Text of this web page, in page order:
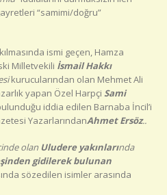
“samimi/doğru”
ismi geçen, Hamza
Milletvekili İsmail Hakkı
kurucularından olan Mehmet Ali
yapan Özel Harpçi Sami
iddia edilen Barnaba İncil’i
YazarlarındanAhmet Ersöz..
olan Uludere yakınlarında
gidilerek bulunan
sözedilen isimler arasında